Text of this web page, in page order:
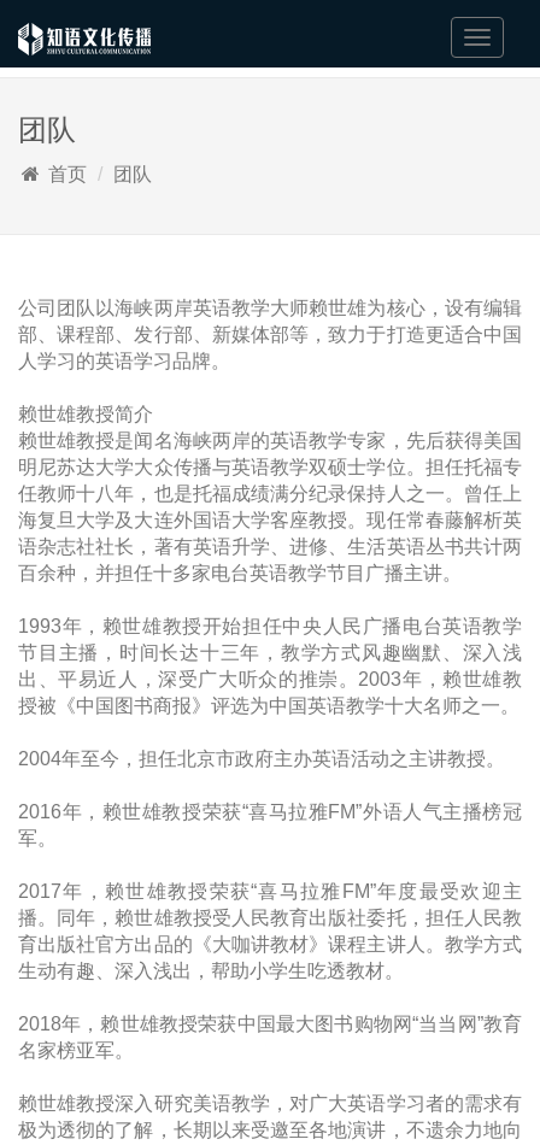
Switch
Nav
团队
首页 团队
公司团队以海峡两岸英语教学大师赖世雄为核心，设有编辑
部、课程部、发行部、新媒体部等，致力于打造更适合中国
人学习的英语学习品牌。
赖世雄教授简介
赖世雄教授是闻名海峡两岸的英语教学专家，先后获得美国
明尼苏达大学大众传播与英语教学双硕士学位。担任托福专
任教师十八年，也是托福成绩满分纪录保持人之一。曾任上
海复旦大学及大连外国语大学客座教授。现任常春藤解析英
语杂志社社长，著有英语升学、进修、生活英语丛书共计两
百余种，并担任十多家电台英语教学节目广播主讲。
1993年，赖世雄教授开始担任中央人民广播电台英语教学
节目主播，时间长达十三年，教学方式风趣幽默、深入浅
出、平易近人，深受广大听众的推崇。2003年，赖世雄教
授被《中国图书商报》评选为中国英语教学十大名师之一。
2004年至今，担任北京市政府主办英语活动之主讲教授。
2016年，赖世雄教授荣获“喜马拉雅FM”外语人气主播榜冠
军。
2017年，赖世雄教授荣获“喜马拉雅FM”年度最受欢迎主
播。同年，赖世雄教授受人民教育出版社委托，担任人民教
育出版社官方出品的《大咖讲教材》课程主讲人。教学方式
生动有趣、深入浅出，帮助小学生吃透教材。
2018年，赖世雄教授荣获中国最大图书购物网“当当网”教育
名家榜亚军。
赖世雄教授深入研究美语教学，对广大英语学习者的需求有
极为透彻的了解，长期以来受邀至各地演讲，不遗余力地向